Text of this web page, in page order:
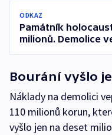
ODKAZ
Památník
milionů. Demolice
Bourání vyšlo
Náklady na demolici
110 milionů korun,
vyšlo jen na deset